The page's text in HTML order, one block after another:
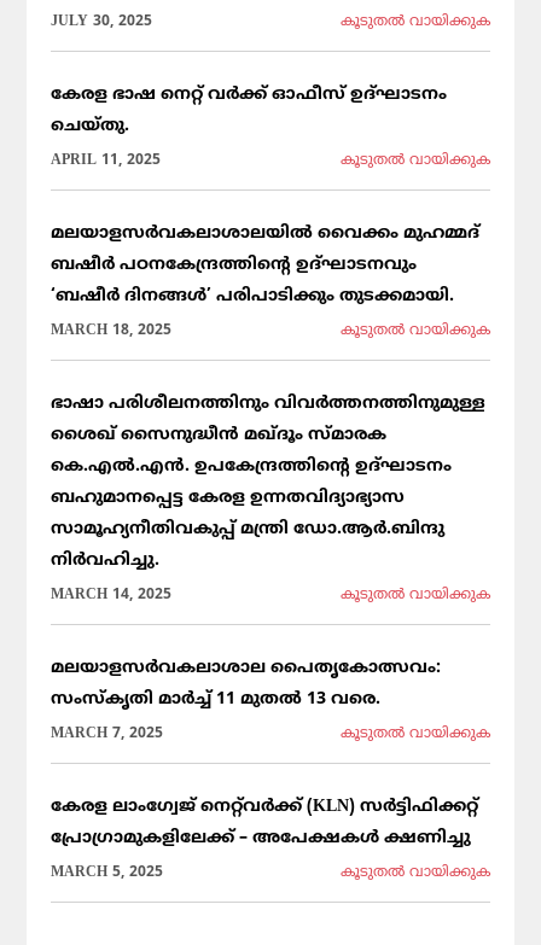
JULY 30, 2025 കൂടുതല്‍ വായിക്കുക
കേരള ഭാഷ നെറ്റ് വർക്ക് ഓഫീസ് ഉദ്ഘാടനം
ചെയ്തു.
APRIL 11, 2025 കൂടുതല്‍ വായിക്കുക
മലയാളസർവകലാശാലയിൽ വൈക്കം മുഹമ്മദ്
ബഷീർ പഠനകേന്ദ്രത്തിന്റെ ഉദ്ഘാടനവും
‘ബഷീർ ദിനങ്ങൾ’ പരിപാടിക്കും തുടക്കമായി.
MARCH 18, 2025 കൂടുതല്‍ വായിക്കുക
ഭാഷാ പരിശീലനത്തിനും വിവർത്തനത്തിനുമുള്ള
ശൈഖ് സൈനുദ്ധീൻ മഖ്ദൂം സ്മാരക
കെ.എൽ.എൻ. ഉപകേന്ദ്രത്തിന്റെ ഉദ്ഘാടനം
ബഹുമാനപ്പെട്ട കേരള ഉന്നതവിദ്യാഭ്യാസ
സാമൂഹ്യനീതിവകുപ്പ് മന്ത്രി ഡോ.ആർ.ബിന്ദു
നിർവഹിച്ചു.
MARCH 14, 2025 കൂടുതല്‍ വായിക്കുക
മലയാളസർവകലാശാല പൈതൃകോത്സവം:
സംസ്കൃതി മാർച്ച് 11 മുതൽ 13 വരെ.
MARCH 7, 2025 കൂടുതല്‍ വായിക്കുക
കേരള ലാംഗ്വേജ് നെറ്റ്‌വർക്ക് (KLN) സർട്ടിഫിക്കറ്റ്
പ്രോഗ്രാമുകളിലേക്ക് – അപേക്ഷകൾ ക്ഷണിച്ചു
MARCH 5, 2025 കൂടുതല്‍ വായിക്കുക